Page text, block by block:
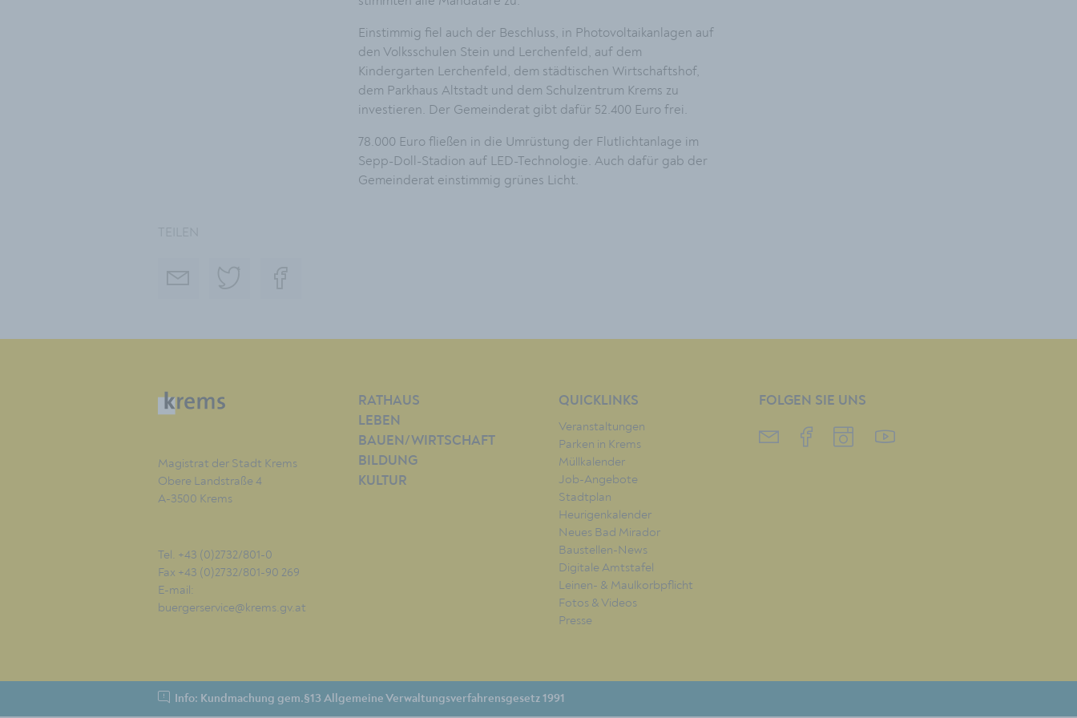
Einstimmig fiel auch der Beschluss, in Photovoltaikanlagen auf
den Volksschulen Stein und Lerchenfeld, auf dem
Kindergarten Lerchenfeld, dem städtischen Wirtschaftshof,
dem Parkhaus Altstadt und dem Schulzentrum Krems zu
investieren. Der Gemeinderat gibt dafür 52.400 Euro frei.
78.000 Euro fließen in die Umrüstung der Flutlichtanlage im
Sepp-Doll-Stadion auf LED-Technologie. Auch dafür gab der
Gemeinderat einstimmig grünes Licht.
Magistrat der Stadt Krems
Obere Landstraße 4
A-3500 Krems
Tel. +43 (0)2732/801-0
Fax +43 (0)2732/801-90 269
E-mail:
buergerservice@krems.gv.at
RATHAUS
LEBEN
BAUEN/WIRTSCHAFT
BILDUNG
KULTUR
QUICKLINKS
Veranstaltungen
Parken in Krems
Müllkalender
Job-Angebote
Stadtplan
Heurigenkalender
Neues Bad Mirador
Baustellen-News
Digitale Amtstafel
Leinen- & Maulkorbpflicht
Fotos & Videos
Presse
FOLGEN SIE UNS
Info: Kundmachung gem.§13 Allgemeine Verwaltungsverfahrensgesetz 1991